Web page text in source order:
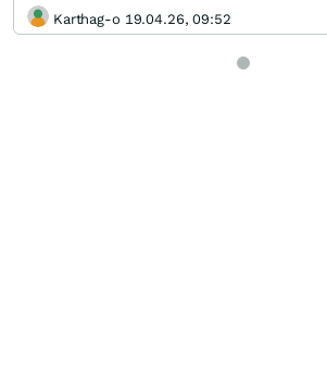
Karthag-o 19.04.26, 09:52